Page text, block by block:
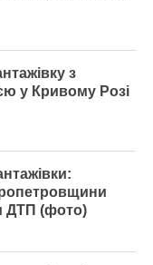
з
у Кривому Розі
ДТП (фото)